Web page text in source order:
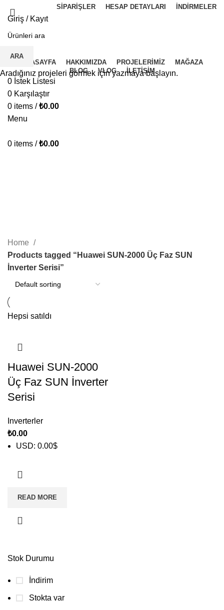
SIPARIŞLER HESAP DETAYLARI İNDIRMELER
Giriş / Kayıt
İ.K BAŞVURU FORMU
ANASAYFA HAKKIMIZDA PROJELERIMIZ
MAĞAZA
BLOG
VLOG İLETIŞIM
0 İstek Listesi
0 Karşılaştır
0 items / ₺0.00
Menu
0 items / ₺0.00
Stok Durumu
İndirim
Stokta var
Home
Products tagged “Huawei SUN-2000 Üç Faz SUN
İnverter Serisi”
Hepsi satıldı
Huawei SUN-2000
Üç Faz SUN İnverter
Serisi
Inverterler
₺0.00
USD: 0.00$
READ MORE
ARA
Aradığınız projeleri görmek için yazmaya başlayın.